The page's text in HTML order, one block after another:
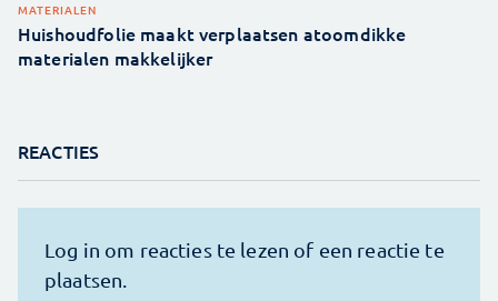
MATERIALEN
Huishoudfolie maakt verplaatsen atoomdikke
materialen makkelijker
REACTIES